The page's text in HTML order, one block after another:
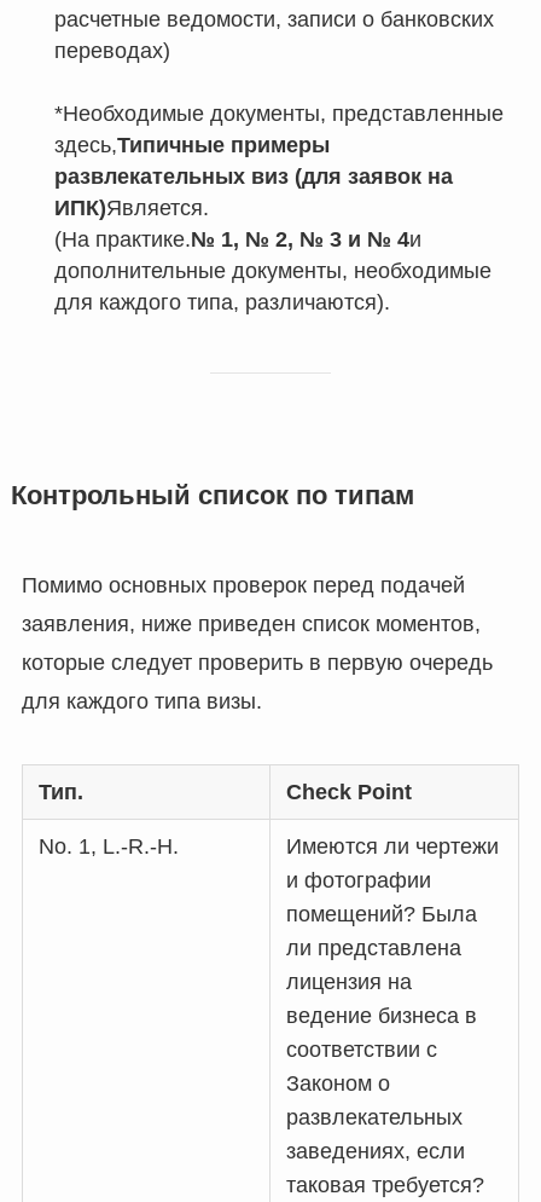
расчетные ведомости, записи о банковских
переводах)
*Необходимые документы, представленные
здесь,Типичные примеры
развлекательных виз (для заявок на
ИПК)Является.
(На практике.№ 1, № 2, № 3 и № 4и
дополнительные документы, необходимые
для каждого типа, различаются).
Контрольный список по типам
Помимо основных проверок перед подачей
заявления, ниже приведен список моментов,
которые следует проверить в первую очередь
для каждого типа визы.
Тип. Check Point
No. 1, L.-R.-H.
Имеются ли чертежи
и фотографии
помещений? Была
ли представлена
лицензия на
ведение бизнеса в
соответствии с
Законом о
развлекательных
заведениях, если
таковая требуется?